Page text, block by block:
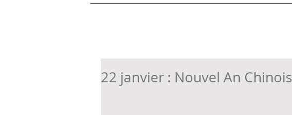
22 janvier : Nouvel An Chinois